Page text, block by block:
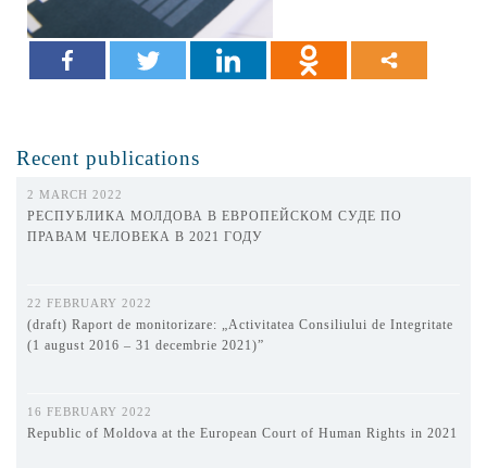
Recent publications
2 MARCH 2022
РЕСПУБЛИКА МОЛДОВА В ЕВРОПЕЙСКОМ СУДЕ ПО
ПРАВАМ ЧЕЛОВЕКА В 2021 ГОДУ
22 FEBRUARY 2022
(draft) Raport de monitorizare: „Activitatea Consiliului de Integritate
(1 august 2016 – 31 decembrie 2021)”
16 FEBRUARY 2022
Republic of Moldova at the European Court of Human Rights in 2021